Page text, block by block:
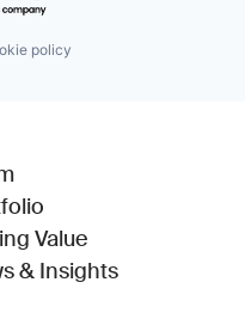
policy
Value
& Insights